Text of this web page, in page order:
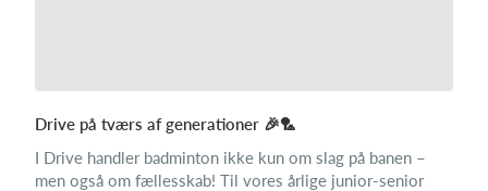
Drive på tværs af generationer 🎉🏸
I Drive handler badminton ikke kun om slag på banen –
men også om fællesskab! Til vores årlige junior-senior